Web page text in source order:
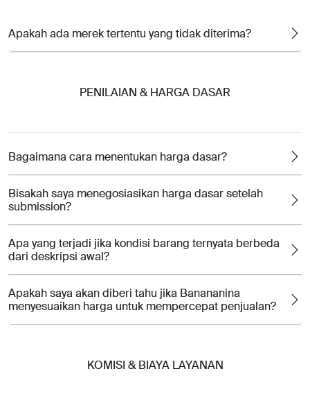
Apakah ada merek tertentu yang tidak diterima?
PENILAIAN & HARGA DASAR
Bagaimana cara menentukan harga dasar?
Bisakah saya menegosiasikan harga dasar setelah
submission?
Apa yang terjadi jika kondisi barang ternyata berbeda
dari deskripsi awal?
Apakah saya akan diberi tahu jika Banananina
menyesuaikan harga untuk mempercepat penjualan?
KOMISI & BIAYA LAYANAN